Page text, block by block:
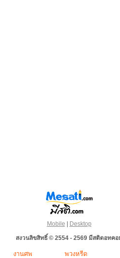
Mobile | Desktop
สงวนลิขสิทธิ์ © 2554 - 2569 มีสติดอทคอ
งานศพ พวงหรีด